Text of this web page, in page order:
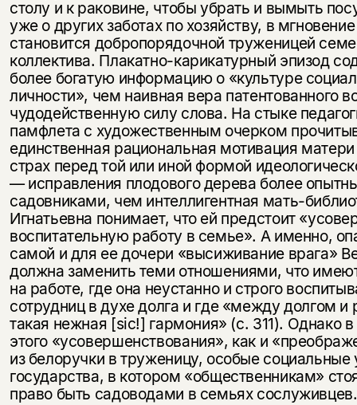
столу и к раковине, чтобы убрать и вымыть
уже о других заботах по хозяйству, в
становится добропорядочной труженицей
коллектива. Плакатно-карикатурный эпизод
более богатую информацию о «культуре
личности», чем наивная вера патентованного
чудодейственную силу слова. На стыке
памфлета с художественным очерком
единствен­ная рациональная мотивация
страх перед той или иной формой
— исправления плодового дерева более
садовниками, чем интеллигентная мать-
Иг­натьевна понимает, что ей предстоит
воспитательную работу в семье». А именно,
самой и для ее дочери «высижи­вание врага»
должна заменить теми отношениями, что
на работе, где она неустанно и строго
сотрудниц в духе долга и где «между долгом и
такая нежная [sic!] гармония» (с. 311). Однако в
этого «усовершенствования», как и
из белоручки в труженицу, особые социальные
государства, в котором «общественникам»
право быть садоводами в семьях сослуживцев.